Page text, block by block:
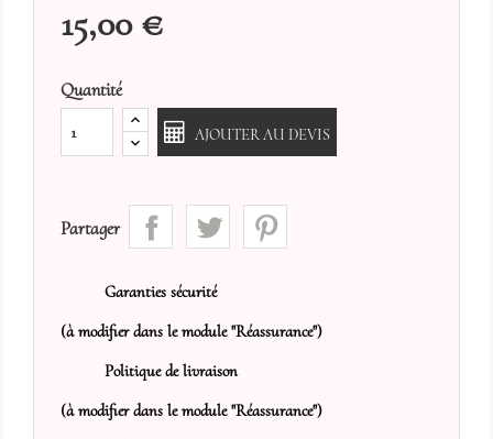
15,00 €
Quantité
AJOUTER AU DEVIS
Partager
Garanties sécurité
(à modifier dans le module "Réassurance")
Politique de livraison
(à modifier dans le module "Réassurance")